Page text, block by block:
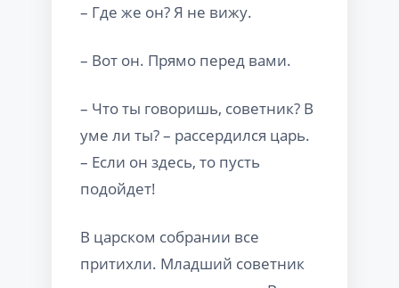
– Где же он? Я не вижу.
– Вот он. Прямо перед вами.
– Что ты говоришь, советник? В
уме ли ты? – рассердился царь.
– Если он здесь, то пусть
подойдет!
В царском собрании все
притихли. Младший советник